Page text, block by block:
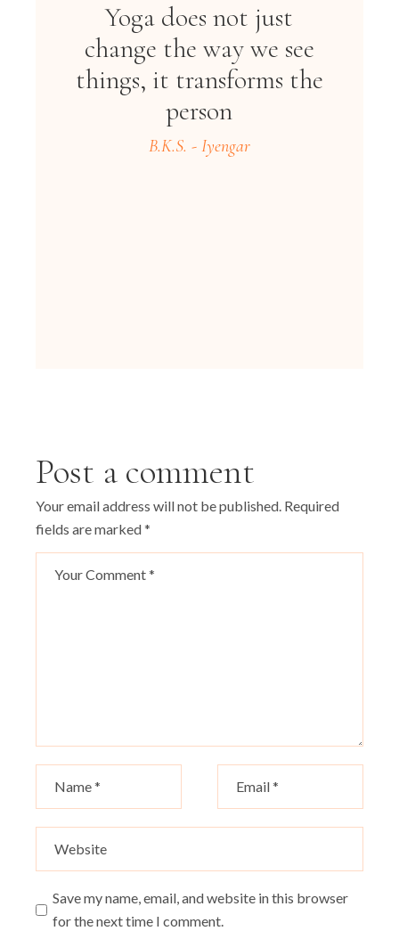
Yoga does not just
change the way we see
things, it transforms the
person
B.K.S. - Iyengar
Post a comment
Your email address will not be published. Required
fields are marked*
Save my name, email, and website in this browser
for the next time I comment.